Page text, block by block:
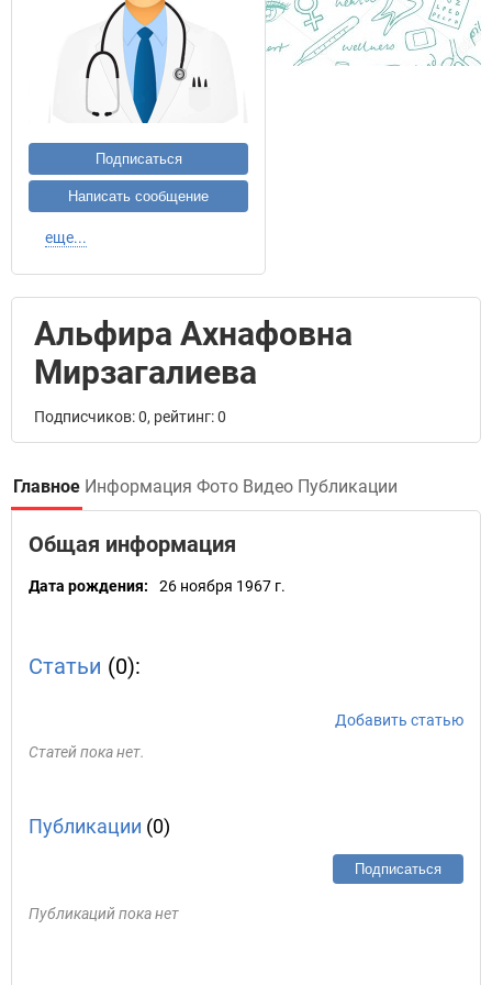
Подписаться
Написать сообщение
еще...
Альфира Ахнафовна
Мирзагалиева
Подписчиков: 0, рейтинг: 0
Главное Информация Фото Видео Публикации
Общая информация
Дата рождения: 26 ноября 1967 г.
Статьи (0):
Добавить статью
Статей пока нет.
Публикации (0)
Подписаться
Публикаций пока нет